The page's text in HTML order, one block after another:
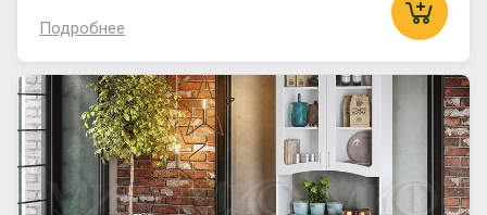
Подробнее